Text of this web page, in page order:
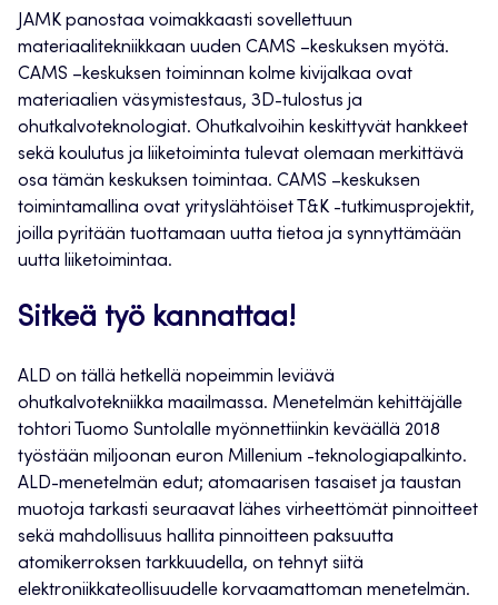
JAMK panostaa voimakkaasti sovellettuun
materiaalitekniikkaan uuden CAMS –keskuksen myötä.
CAMS –keskuksen toiminnan kolme kivijalkaa ovat
materiaalien väsymistestaus, 3D-tulostus ja
ohutkalvoteknologiat. Ohutkalvoihin keskittyvät hankkeet
sekä koulutus ja liiketoiminta tulevat olemaan merkittävä
osa tämän keskuksen toimintaa. CAMS –keskuksen
toimintamallina ovat yrityslähtöiset T&K -tutkimusprojektit,
joilla pyritään tuottamaan uutta tietoa ja synnyttämään
uutta liiketoimintaa.
Sitkeä työ kannattaa!
ALD on tällä hetkellä nopeimmin leviävä
ohutkalvotekniikka maailmassa. Menetelmän kehittäjälle
tohtori Tuomo Suntolalle myönnettiinkin keväällä 2018
työstään miljoonan euron Millenium -teknologiapalkinto.
ALD-menetelmän edut; atomaarisen tasaiset ja taustan
muotoja tarkasti seuraavat lähes virheettömät pinnoitteet
sekä mahdollisuus hallita pinnoitteen paksuutta
atomikerroksen tarkkuudella, on tehnyt siitä
elektroniikkateollisuudelle korvaamattoman menetelmän.